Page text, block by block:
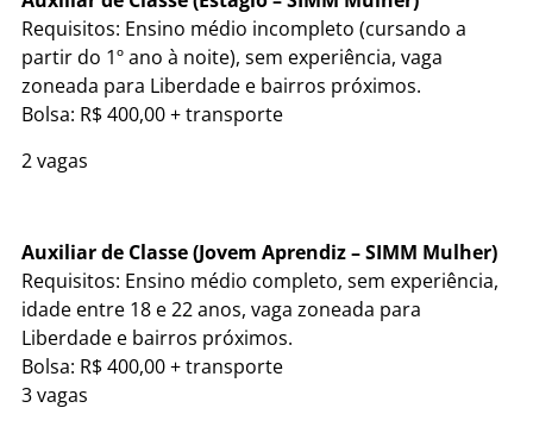
Requisitos: Ensino médio incompleto (cursando a
partir do 1º ano à noite), sem experiência, vaga
zoneada para Liberdade e bairros próximos.
Bolsa: R$ 400,00 + transporte
2 vagas
Auxiliar de Classe (Jovem Aprendiz – SIMM Mulher)
Requisitos: Ensino médio completo, sem experiência,
idade entre 18 e 22 anos, vaga zoneada para
Liberdade e bairros próximos.
Bolsa: R$ 400,00 + transporte
3 vagas